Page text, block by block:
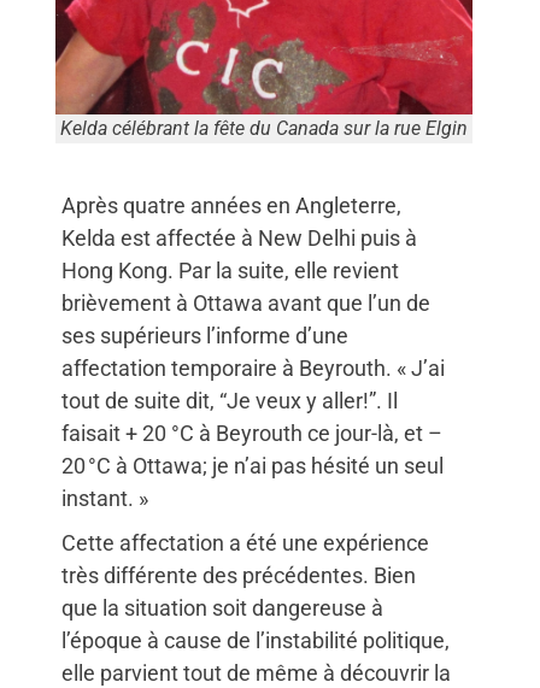
Kelda célébrant la fête du Canada sur la rue Elgin
Après quatre années en Angleterre,
Kelda est affectée à New Delhi puis à
Hong Kong. Par la suite, elle revient
brièvement à Ottawa avant que l’un de
ses supérieurs l’informe d’une
affectation temporaire à Beyrouth. « J’ai
tout de suite dit, “Je veux y aller!”. Il
faisait + 20 °C à Beyrouth ce jour-là, et –
20 °C à Ottawa; je n’ai pas hésité un seul
instant. »
Cette affectation a été une expérience
très différente des précédentes. Bien
que la situation soit dangereuse à
l’époque à cause de l’instabilité politique,
elle parvient tout de même à découvrir la